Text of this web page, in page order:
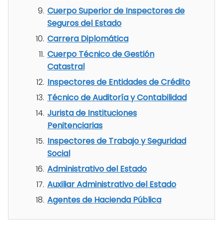
Cuerpo Superior de Inspectores de
Seguros del Estado
Carrera Diplomática
Cuerpo Técnico de Gestión
Catastral
Inspectores de Entidades de Crédito
Técnico de Auditoría y Contabilidad
Jurista de Instituciones
Penitenciarias
Inspectores de Trabajo y Seguridad
Social
Administrativo del Estado
Auxiliar Administrativo del Estado
Agentes de Hacienda Pública